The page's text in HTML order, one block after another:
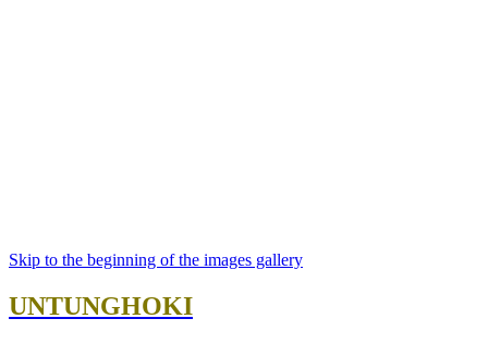
Skip to the beginning of the images gallery
UNTUNGHOKI